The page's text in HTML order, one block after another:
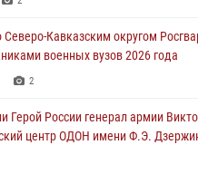
Росгвардии по Республике
Кавказским округом
военных вузов 2026 года
2
Герой России генерал армии
центр ОДОН имени Ф.Э.